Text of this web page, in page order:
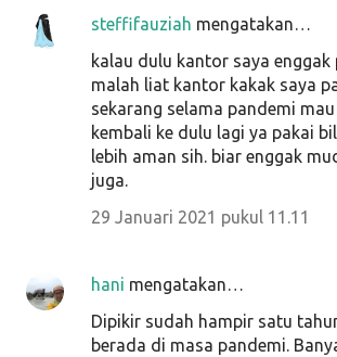
steffifauziah mengatakan…
kalau dulu kantor saya enggak
malah liat kantor kakak saya
sekarang selama pandemi
kembali ke dulu lagi ya pakai
lebih aman sih. biar enggak
juga.
29 Januari 2021 pukul 11.11
hani mengatakan…
Dipikir sudah hampir satu
berada di masa pandemi.